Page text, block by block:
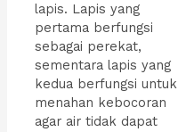
lapis. Lapis yang
pertama berfungsi
sebagai perekat,
sementara lapis yang
kedua berfungsi untuk
menahan kebocoran
agar air tidak dapat